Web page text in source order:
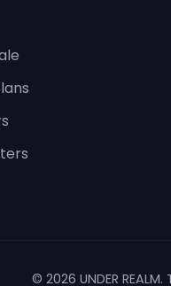
© 2026 UNDER